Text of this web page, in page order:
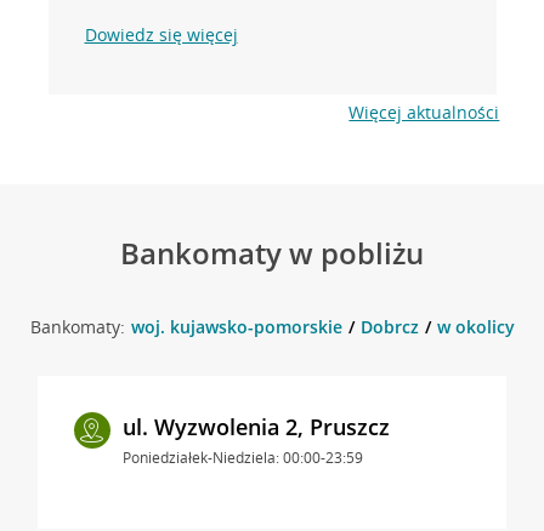
Dowiedz się więcej
Więcej aktualności
Bankomaty w pobliżu
Bankomaty: woj. kujawsko-pomorskie Dobrcz w okolicy ul.
ul. Wyzwolenia 2, Pruszcz
Poniedziałek-Niedziela: 00:00-23:59